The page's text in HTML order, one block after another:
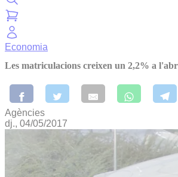
Economia
Les matriculacions creixen un 2,2% a
Agències
dj., 04/05/2017